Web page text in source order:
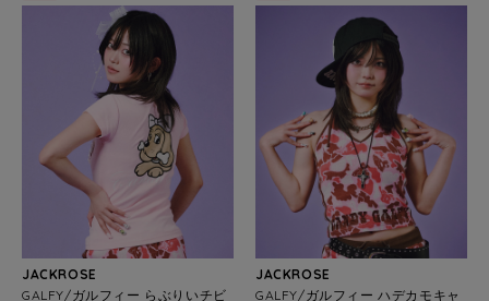
JACKROSE
GALFY/ガルフィー らぶりいチビ
JACKROSE
GALFY/ガルフィー ハデカモキャ